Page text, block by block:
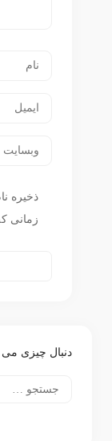
ذخیره
زمانی
دنبال چیزی
برای: